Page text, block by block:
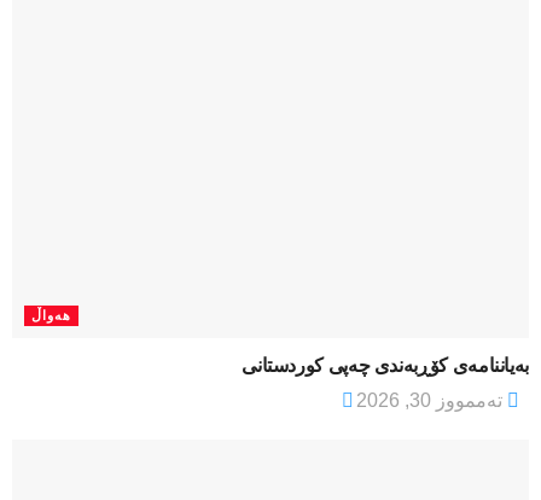
هەواڵ
بەیاننامەی کۆڕبەندی چەپی کوردستانی
تەممووز 30, 2026